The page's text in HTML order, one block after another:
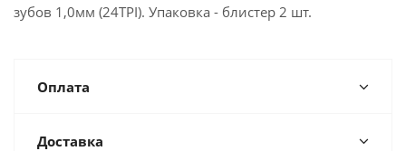
зубов 1,0мм (24TPI). Упаковка - блистер 2 шт.
Оплата
Доставка